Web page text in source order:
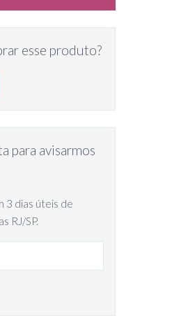
esse produto?
para avisarmos
3 dias úteis de
RJ/SP.